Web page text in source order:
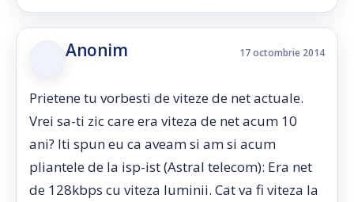
Anonim 17 octombrie 2014
Prietene tu vorbesti de viteze de net actuale.
Vrei sa-ti zic care era viteza de net acum 10
ani? Iti spun eu ca aveam si am si acum
pliantele de la isp-ist (Astral telecom): Era net
de 128kbps cu viteza luminii. Cat va fi viteza la